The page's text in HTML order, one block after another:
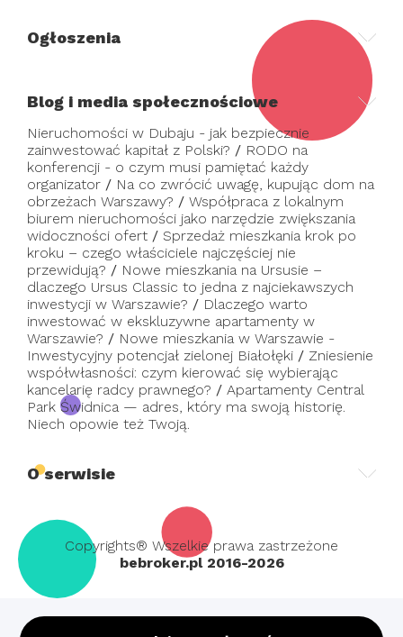
Ogłoszenia
Blog i media społecznościowe
Nieruchomości w Dubaju - jak bezpiecznie
zainwestować kapitał z Polski? / RODO na
konferencji - o czym musi pamiętać każdy
organizator / Na co zwrócić uwagę, kupując dom na
obrzeżach Warszawy? / Współpraca z lokalnym
biurem nieruchomości jako narzędzie zwiększania
widoczności ofert / Sprzedaż mieszkania krok po
kroku – czego właściciele najczęściej nie
przewidują? / Nowe mieszkania na Ursusie –
dlaczego Ursus Classic to jedna z najciekawszych
inwestycji w Warszawie? / Dlaczego warto
inwestować w ekskluzywne apartamenty w
Warszawie? / Nowe mieszkania w Warszawie -
Inwestycyjny potencjał zielonej Białołęki / Zniesienie
współwłasności: czym kierować się wybierając
kancelarię radcy prawnego? / Apartamenty Central
Park Świdnica — adres, który ma swoją historię.
Niech opowie też Twoją.
O serwisie
Copyrights® Wszelkie prawa zastrzeżone
bebroker.pl 2016-2026